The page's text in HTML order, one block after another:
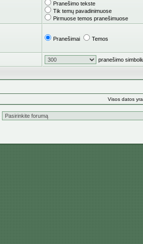
Pranešimo tekste
Tik temų pavadinimuose
Pirmuose temos pranešimuose
Pranešimai Temos
pranešimo
Visos datos